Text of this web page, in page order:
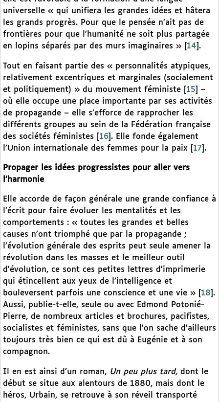
universelle « qui unifiera les grandes idées et hâtera
les grands progrès. Pour que le pensée n’ait pas de
frontières pour que l’humanité ne soit plus partagée
en lopins séparés par des murs imaginaires »
14 .
Tout en faisant partie des « personnalités atypiques,
relativement excentriques et marginales (socialement
et politiquement) » du mouvement féministe
15
–
où elle occupe une place importante par ses activités
de propagande – elle s’efforce de rapprocher les
différents groupes au sein de la Fédération française
des sociétés féministes
16 . Elle fonde également
l’Union internationale des femmes pour la paix
17 .
Propager les idées progressistes pour aller vers
l’harmonie
Elle accorde de façon générale une grande confiance à
l’écrit pour faire évoluer les mentalités et les
comportements : « toutes les grandes et belles
causes n’ont triomphé que par la propagande ;
l’évolution générale des esprits peut seule amener la
révolution dans les masses et le meilleur outil
d’évolution, ce sont ces petites lettres d’imprimerie
qui étincellent aux yeux de l’intelligence et
bouleversent parfois une conscience et une vie »
18 .
Aussi, publie-t-elle, seule ou avec Edmond Potonié-
Pierre, de nombreux articles et brochures, pacifistes,
socialistes et féministes, sans que l’on sache d’ailleurs
toujours très bien ce qui est dû à Eugénie et à son
compagnon.
Il en est ainsi d’un roman, Un peu plus tard, dont le
début se situe aux alentours de 1880, mais dont le
héros, Urbain, se retrouve à son réveil transporté